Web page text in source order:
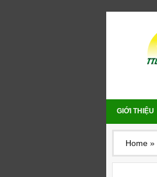
GIỚI THIỆU
Home »